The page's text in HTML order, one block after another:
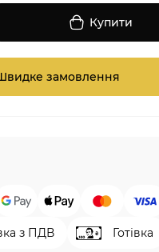
Купити
замовлення
з ПДВ Готівка